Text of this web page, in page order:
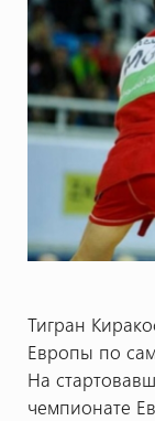
Тигран
Европы по
На
чемпионате